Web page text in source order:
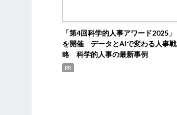
「第4回科学的人事アワード2025」
を開催 データとAIで変わる人事戦
略 科学的人事の最新事例
PR